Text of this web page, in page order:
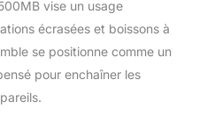
vise un usage
écrasées et boissons à
se positionne comme un
pour enchaîner les